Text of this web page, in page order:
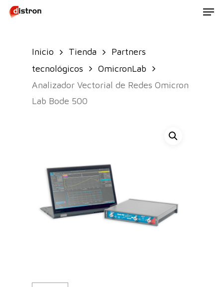
Skip
Inicio Tienda
Partners
tecnológicos
OmicronLab
Analizador Vectorial de Redes Omicron
Lab Bode 500